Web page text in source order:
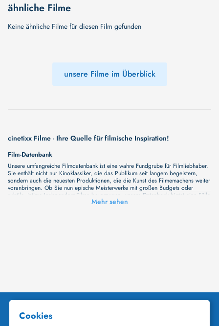
ähnliche Filme
Keine ähnliche Filme für diesen Film gefunden
unsere Filme im Überblick
cinetixx Filme - Ihre Quelle für filmische Inspiration!
Film-Datenbank
Unsere umfangreiche Filmdatenbank ist eine wahre Fundgrube für Filmliebhaber.
Sie enthält nicht nur Kinoklassiker, die das Publikum seit langem begeistern,
sondern auch die neuesten Produktionen, die die Kunst des Filmemachens weiter
voranbringen. Ob Sie nun epische Meisterwerke mit großen Budgets oder
subtile, intime Independent-Filme bevorzugen, unsere Datenbank bietet eine Fülle
von Inhalten, die Ihr Herz und Ihren Geist berühren werden. Beim Durchstöbern
Kinematographie zu einer noch faszinierenderen Welt werden, die Sie erkunden
Schauspieler-Datenbank
Mehr sehen